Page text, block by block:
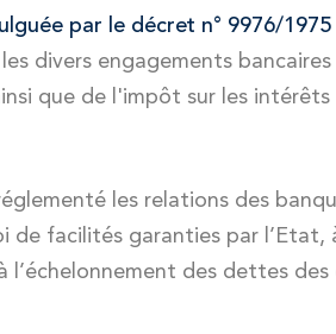
par le décret n° 9976/
divers engagements
que de l'impôt sur les
les relations des
facilités garanties par
des dettes